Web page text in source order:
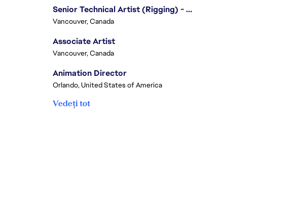
Senior Technical Artist (Rigging) - EA SPORTS Technology
Vancouver, Canada
Associate Artist
Vancouver, Canada
Animation Director
Orlando, United States of America
Vedeți tot